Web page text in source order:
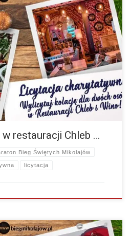
Restauracja Chleb i Wino –
w Toruniu, ogłasza
osób z szmpanem, z której…
restauracji Chleb …
Bieg Świętych Mikołajów
licytacja